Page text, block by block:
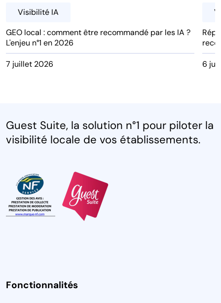
Visibilité IA
GEO local : comment être recommandé par les IA ?
L'enjeu n°1 en 2026
7 juillet 2026 6
Guest Suite, la solution n°1 pour piloter la
visibilité locale de vos établissements.
Fonctionnalités